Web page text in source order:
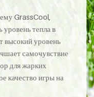
GrassCool,
уровень тепла в
высокий уровень
самочувствие
для жарких
качество игры на